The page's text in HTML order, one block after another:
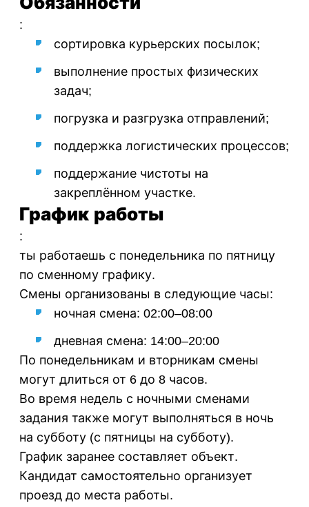
:
сортировка курьерских посылок;
выполнение простых физических
задач;
погрузка и разгрузка отправлений;
поддержка логистических процессов;
поддержание чистоты на
закреплённом участке.
График работы
:
ты работаешь с понедельника по пятницу
по сменному графику.
Смены организованы в следующие часы:
ночная смена: 02:00–08:00
дневная смена: 14:00–20:00
По понедельникам и вторникам смены
могут длиться от 6 до 8 часов.
Во время недель с ночными сменами
задания также могут выполняться в ночь
на субботу (с пятницы на субботу).
График заранее составляет объект.
Кандидат самостоятельно организует
проезд до места работы.